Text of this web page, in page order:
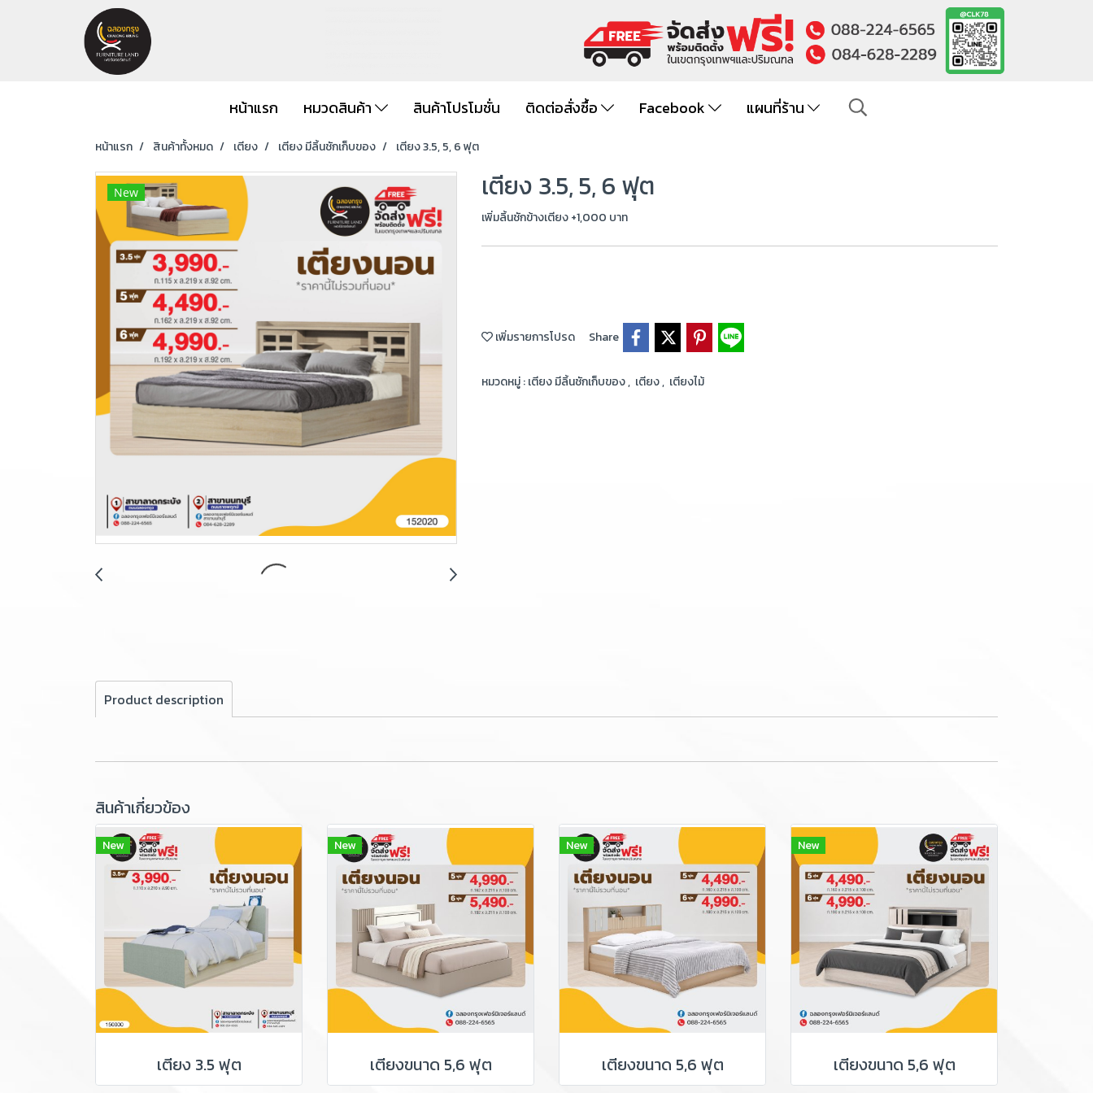
หน้าแรก หมวดสินค้า สินค้าโปรโมชั่น ติดต่อสั่งซื้อ Facebook แผนที่ร้าน
หน้าแรก สินค้าทั้งหมด เตียง เตียง มีลิ้นชักเก็บของ เตียง 3.5, 5, 6 ฟุต
New เตียง 3.5, 5, 6 ฟุต
เพิ่มลิ้นชักข้างเตียง +1,000 บาท
เพิ่มรายการโปรด Share
หมวดหมู่ :เตียง มีลิ้นชักเก็บของ, เตียง, เตียงไม้
Product description
สินค้าเกี่ยวข้อง
New
เตียง 3.5 ฟุต
New
เตียงขนาด 5,6 ฟุต
New
เตียงขนาด 5,6 ฟุต
New
เตียงขนาด 5,6 ฟุต